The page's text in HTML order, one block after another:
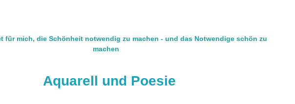
für mich, die Schönheit notwendig zu machen - und das Notwendige schön zu
machen
Aquarell und Poesie